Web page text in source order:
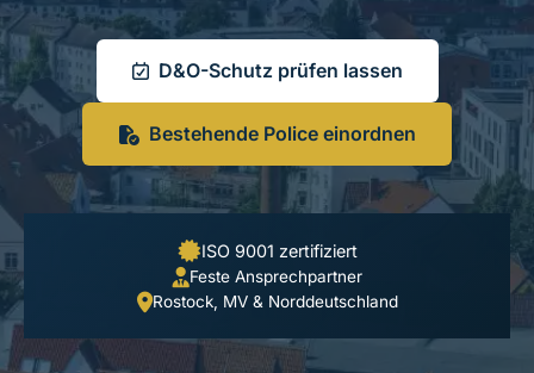
D&O-Schutz prüfen lassen
Bestehende Police einordnen
ISO 9001 zertifiziert
Feste Ansprechpartner
Rostock, MV & Norddeutschland